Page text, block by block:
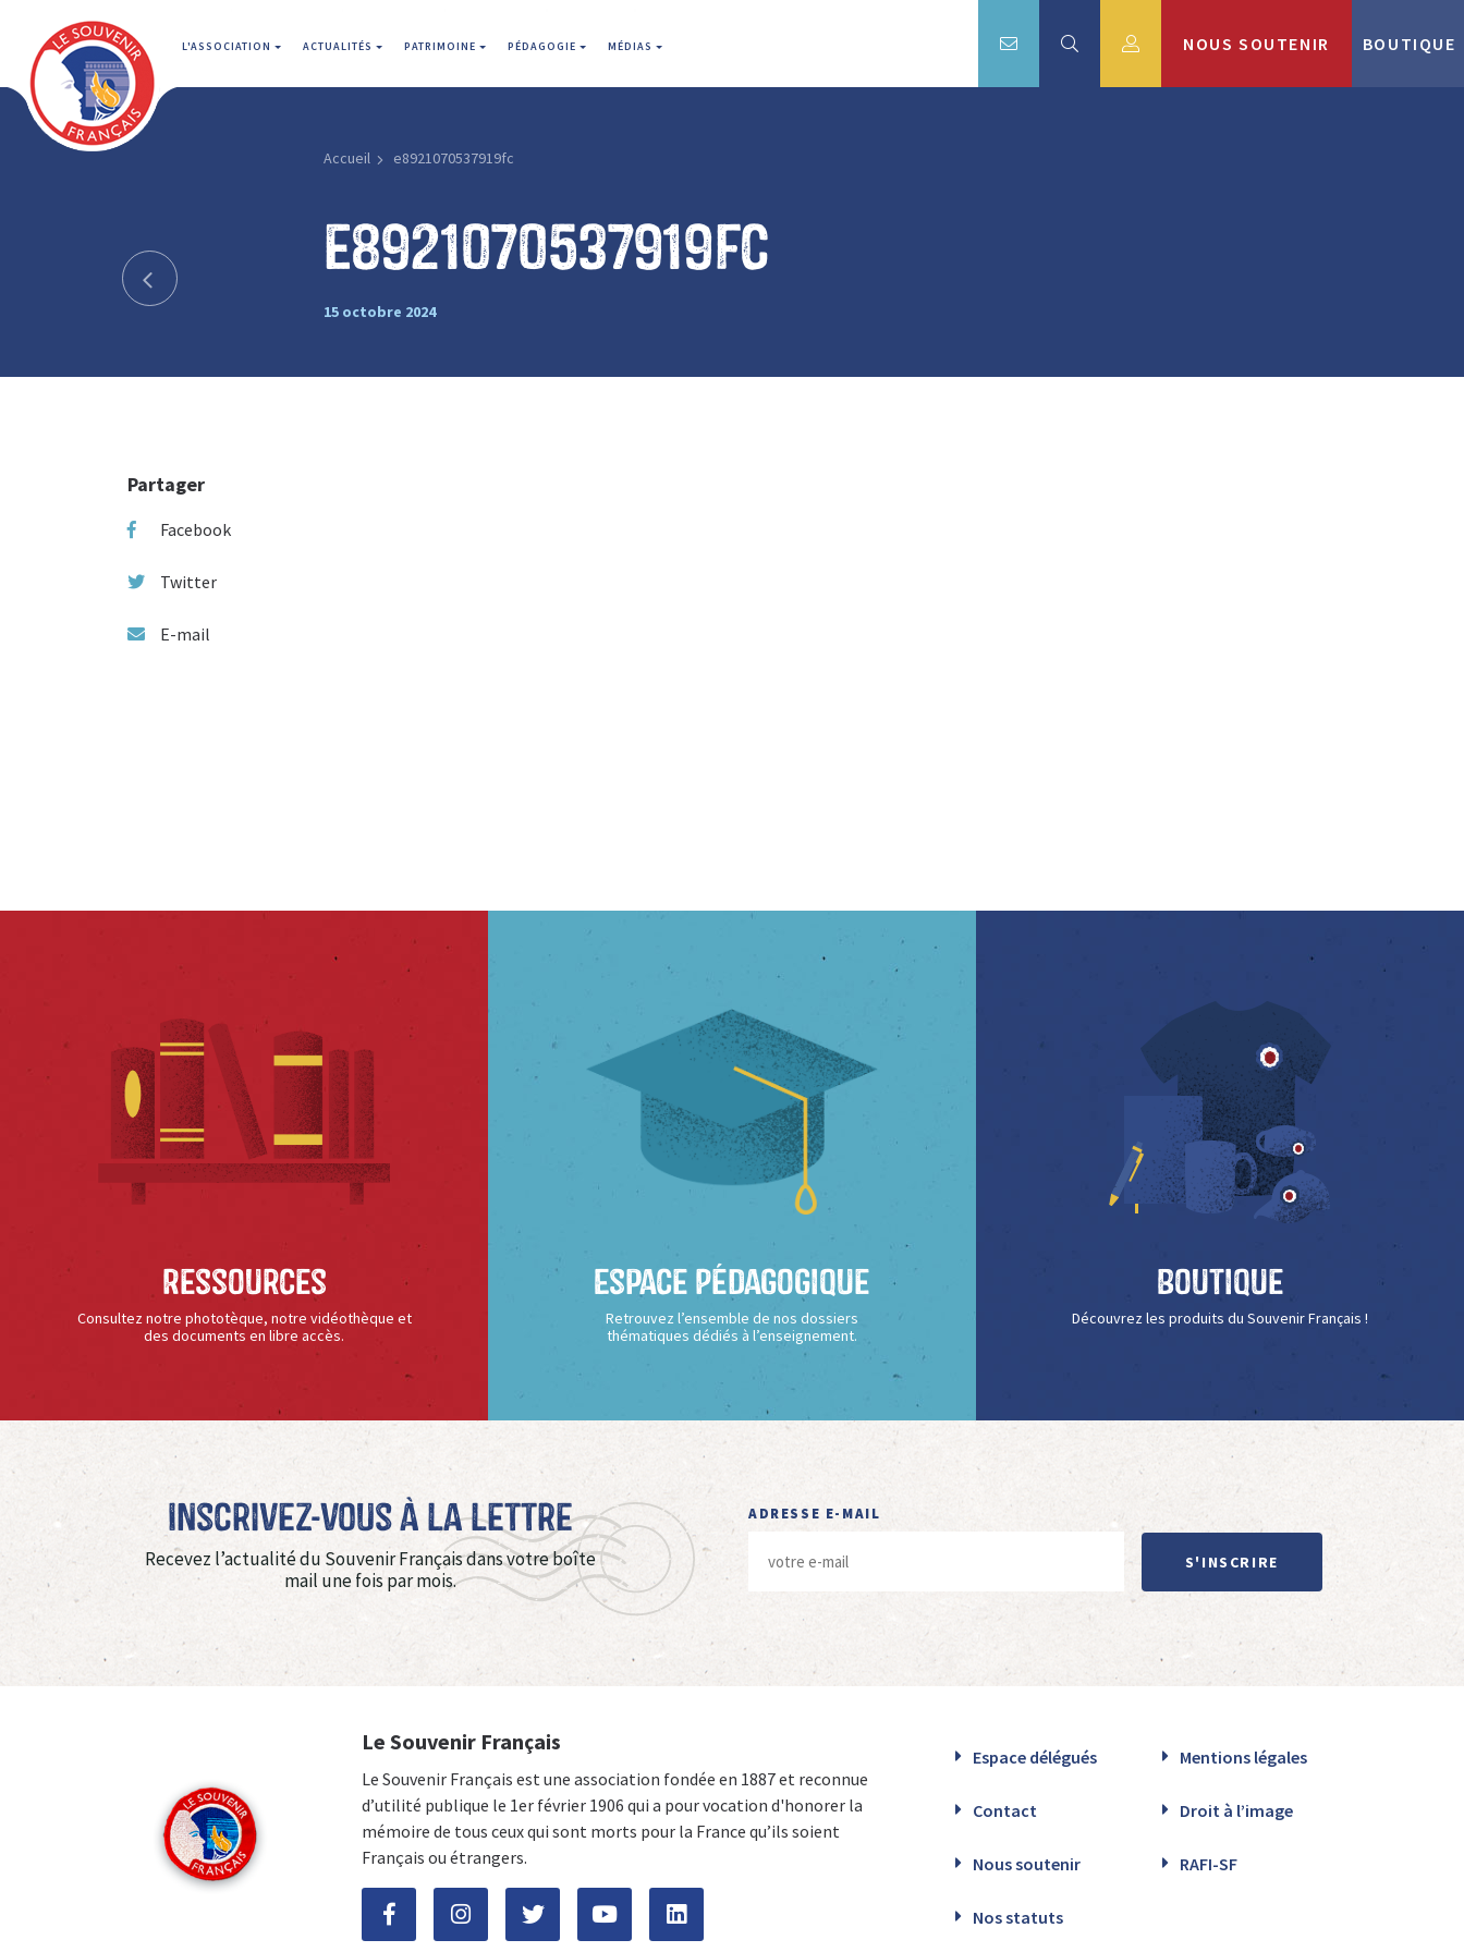
L'ASSOCIATION ACTUALITÉS PATRIMOINE PÉDAGOGIE MÉDIAS NOUS SOUTENIR BOUTIQUE
Accueil e8921070537919fc
e8921070537919fc
15 octobre 2024
Partager
Facebook
Twitter
E-mail
Ressources
Consultez notre phototèque, notre vidéothèque et
des documents en libre accès.
Espace Pédagogique
Retrouvez l’ensemble de nos dossiers
thématiques dédiés à l’enseignement.
Boutique
Découvrez les produits du Souvenir Français !
Inscrivez-vous à La Lettre
Recevez l’actualité du Souvenir Français dans votre boîte
mail une fois par mois.
ADRESSE E-MAIL
S'INSCRIRE
Le Souvenir Français
Le Souvenir Français est une association fondée en 1887 et reconnue
d’utilité publique le 1er février 1906 qui a pour vocation d'honorer la
mémoire de tous ceux qui sont morts pour la France qu’ils soient
Français ou étrangers.
Espace délégués Mentions légales
Contact Droit à l’image
Nous soutenir RAFI-SF
Nos statuts